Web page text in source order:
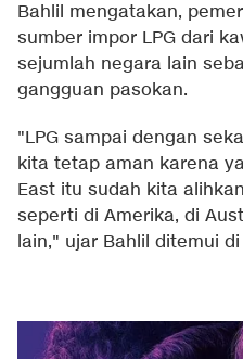
Bahlil mengatakan,
sumber impor LPG dari
sejumlah negara lain
gangguan pasokan.
"LPG sampai dengan
kita tetap aman karena
East itu sudah kita
seperti di Amerika, di
lain," ujar Bahlil ditemui